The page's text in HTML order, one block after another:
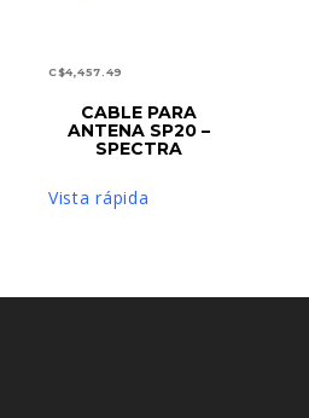
C$4,457.49
AÑADIR AL CARRITO
CABLE PARA
ANTENA SP20 –
SPECTRA
Vista rápida